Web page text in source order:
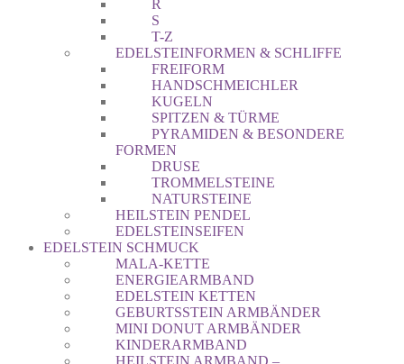
R
S
T-Z
EDELSTEINFORMEN & SCHLIFFE
FREIFORM
HANDSCHMEICHLER
KUGELN
SPITZEN & TÜRME
PYRAMIDEN & BESONDERE
FORMEN
DRUSE
TROMMELSTEINE
NATURSTEINE
HEILSTEIN PENDEL
EDELSTEINSEIFEN
EDELSTEIN SCHMUCK
MALA-KETTE
ENERGIEARMBAND
EDELSTEIN KETTEN
GEBURTSSTEIN ARMBÄNDER
MINI DONUT ARMBÄNDER
KINDERARMBAND
HEILSTEIN ARMBAND –